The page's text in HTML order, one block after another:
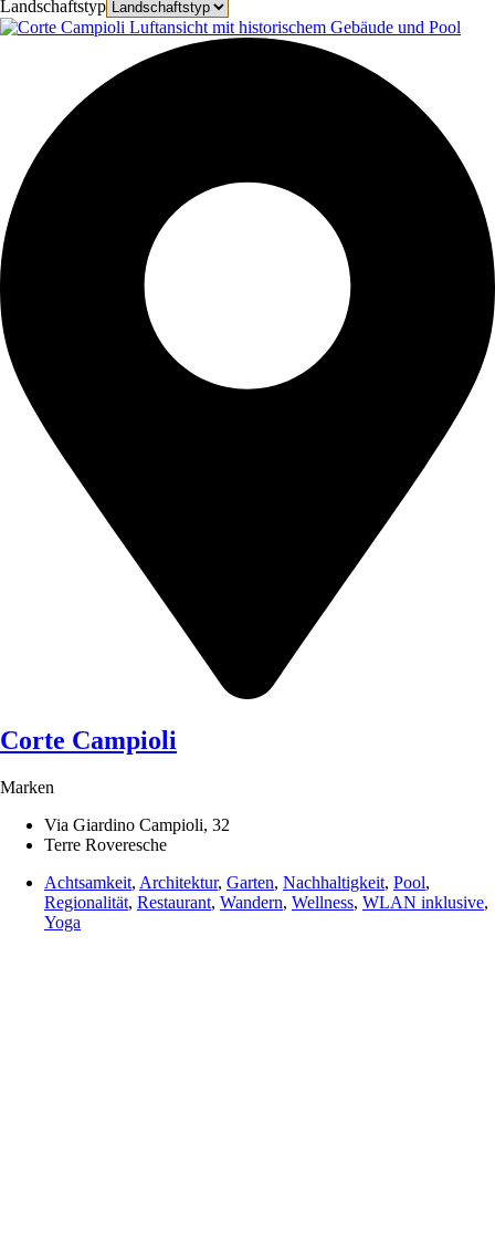
Landschaftstyp
Corte Campioli
Marken
Via Giardino Campioli, 32
Terre Roveresche
Achtsamkeit, Architektur, Garten, Nachhaltigkeit, Pool,
Regionalität, Restaurant, Wandern, Wellness, WLAN inklusive,
Yoga